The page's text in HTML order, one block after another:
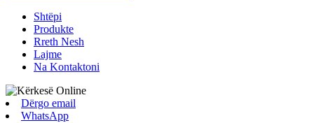
Shtëpi
Produkte
Rreth Nesh
Lajme
Na Kontaktoni
Dërgo email
WhatsApp